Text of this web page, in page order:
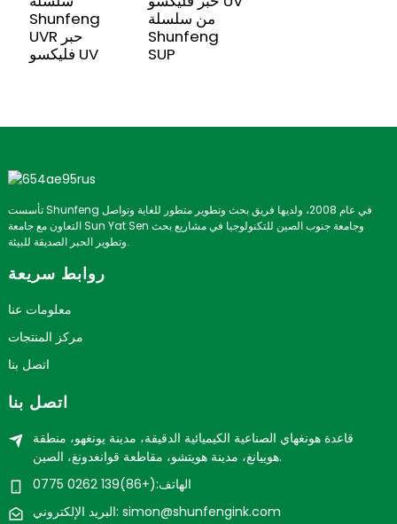
Shunfeng
UVR حبر
فليكسو UV
من سلسلة
Shunfeng
SUP
تأسست Shunfeng في عام 2008، ولديها فريق بحث وتطوير متطور للغاية وتواصل
التعاون مع جامعة Sun Yat Sen وجامعة جنوب الصين للتكنولوجيا في مشاريع بحث
وتطوير الحبر الصديقة للبيئة.
روابط سريعة
معلومات عنا
مركز المنتجات
اتصل بنا
اتصل بنا
قاعدة هونغهاي الصناعية الكيميائية الدقيقة، مدينة يونغهو، منطقة
هوييانغ، مدينة هويتشو، مقاطعة قوانغدونغ، الصين.
الهاتف:(+86)139 0262 0775
البريد الإلكتروني: simon@shunfengink.com